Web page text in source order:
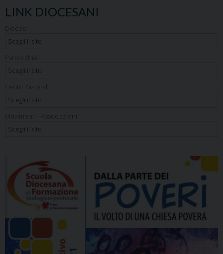
LINK DIOCESANI
Parrocchie
Centri Pastorali
Movimenti - Associazioni